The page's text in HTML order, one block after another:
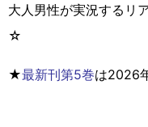
大人男性が実況するリ
☆
★最新刊第5巻は2026